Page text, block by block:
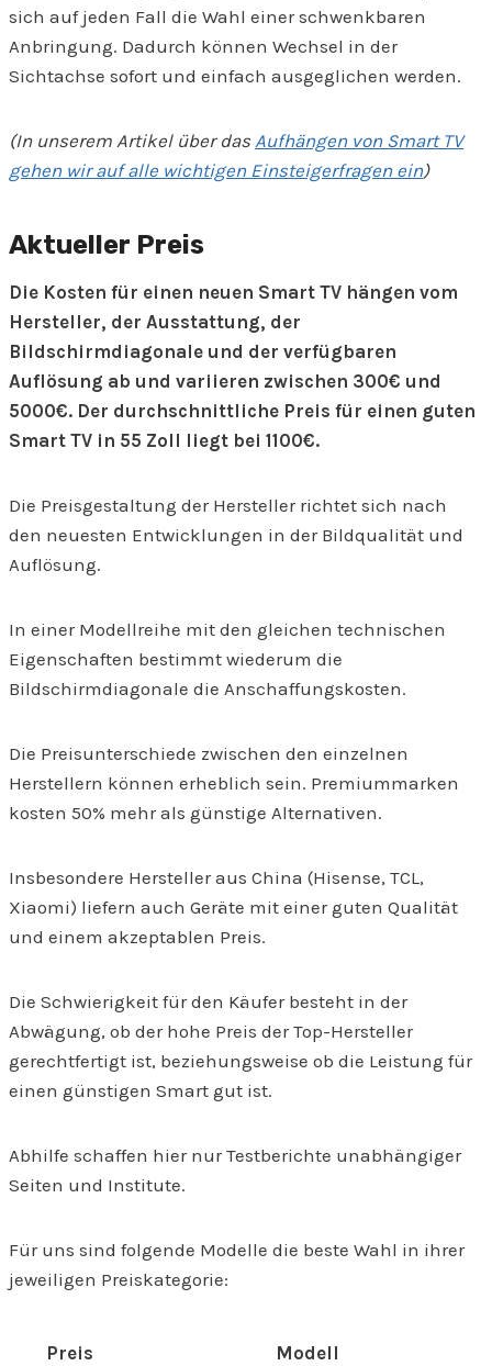
sich auf jeden Fall die Wahl einer schwenkbaren
Anbringung. Dadurch können Wechsel in der
Sichtachse sofort und einfach ausgeglichen werden.
(In unserem Artikel über das Aufhängen von Smart TV
gehen wir auf alle wichtigen Einsteigerfragen ein)
Aktueller Preis
Die Kosten für einen neuen Smart TV hängen vom
Hersteller, der Ausstattung, der
Bildschirmdiagonale und der verfügbaren
Auflösung ab und variieren zwischen 300€ und
5000€. Der durchschnittliche Preis für einen guten
Smart TV in 55 Zoll liegt bei 1100€.
Die Preisgestaltung der Hersteller richtet sich nach
den neuesten Entwicklungen in der Bildqualität und
Auflösung.
In einer Modellreihe mit den gleichen technischen
Eigenschaften bestimmt wiederum die
Bildschirmdiagonale die Anschaffungskosten.
Die Preisunterschiede zwischen den einzelnen
Herstellern können erheblich sein. Premiummarken
kosten 50% mehr als günstige Alternativen.
Insbesondere Hersteller aus China (Hisense, TCL,
Xiaomi) liefern auch Geräte mit einer guten Qualität
und einem akzeptablen Preis.
Die Schwierigkeit für den Käufer besteht in der
Abwägung, ob der hohe Preis der Top-Hersteller
gerechtfertigt ist, beziehungsweise ob die Leistung für
einen günstigen Smart gut ist.
Abhilfe schaffen hier nur Testberichte unabhängiger
Seiten und Institute.
Für uns sind folgende Modelle die beste Wahl in ihrer
jeweiligen Preiskategorie:
Preis Modell